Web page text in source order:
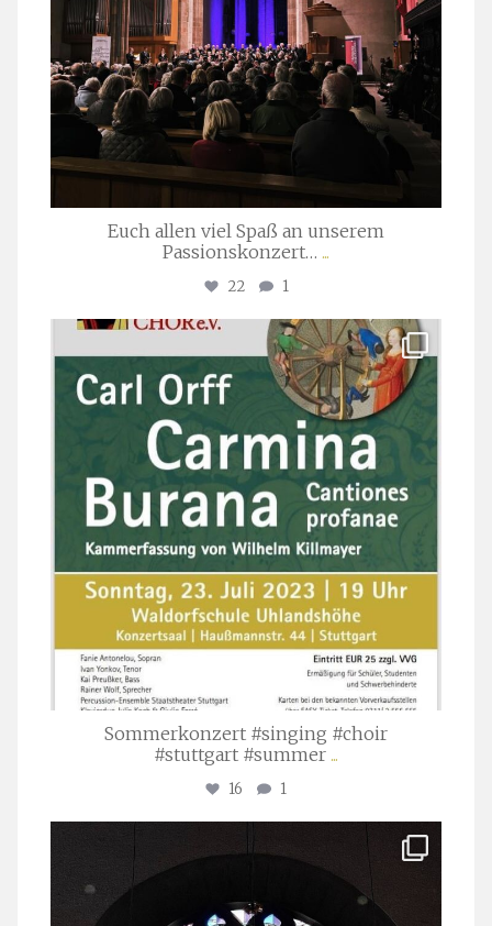
Euch allen viel Spaß an unserem
Passionskonzert… ...
22 1
stuttgarter_oratorienchor
Juli 22
Sommerkonzert #singing #choir
#stuttgart #summer ...
16 1
Apr. 1